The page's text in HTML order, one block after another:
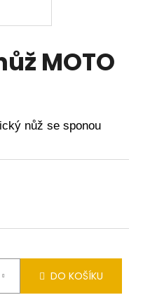
MOTO
nůž se sponou
DO KOŠÍKU